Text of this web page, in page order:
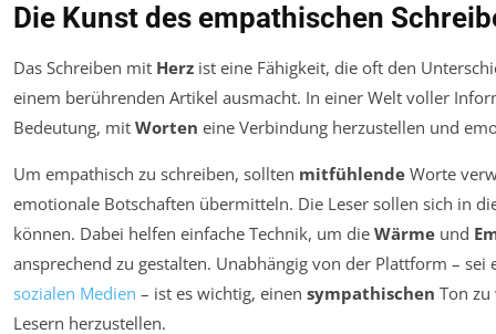
Die Kunst des empathischen
Das Schreiben mit Herz ist eine Fähigkeit, die oft den
einem berührenden Artikel ausmacht. In einer Welt voller
Bedeutung, mit Worten eine Verbindung herzustellen und
Um empathisch zu schreiben, sollten mitfühlende Worte
emotionale Botschaften übermitteln. Die Leser sollen sich in
können. Dabei helfen einfache Technik, um die Wärme und
ansprechend zu gestalten. Unabhängig von der Plattform –
sozialen Medien – ist es wichtig, einen sympathischen Ton
Lesern herzustellen.